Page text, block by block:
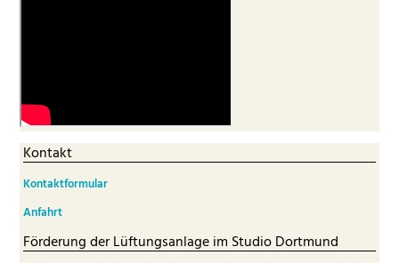
Kontakt
Kontaktformular
Anfahrt
Förderung der Lüftungsanlage im Studio Dortmund